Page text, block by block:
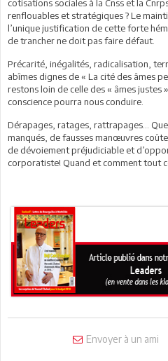
cotisations sociales à la Cnss et la
renflouables et stratégiques ? Le
l’unique justification de cette forte
de trancher ne doit pas faire défaut.
Précarité, inégalités, radicalisation,
abîmes dignes de « La cité des âmes
restons loin de celle des « âmes
conscience pourra nous conduire.
Dérapages, ratages, rattrapages…
manqués, de fausses manœuvres
de dévoiement préjudiciable et
corporatiste! Quand et comment tout
Envoyer à un ami